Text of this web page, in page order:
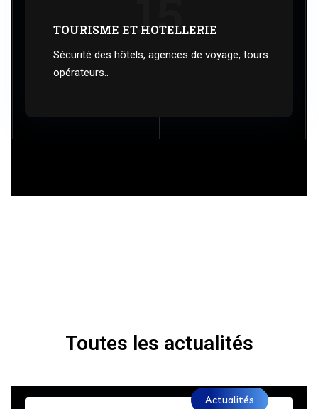
TOURISME ET HOTELLERIE
Sécurité des hôtels, agences de voyage, tours
opérateurs..
15
Toutes les actualités
Actualités